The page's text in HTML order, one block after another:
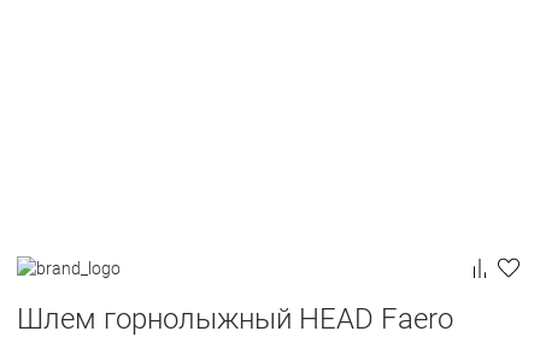
Шлем горнолыжный HEAD Faero